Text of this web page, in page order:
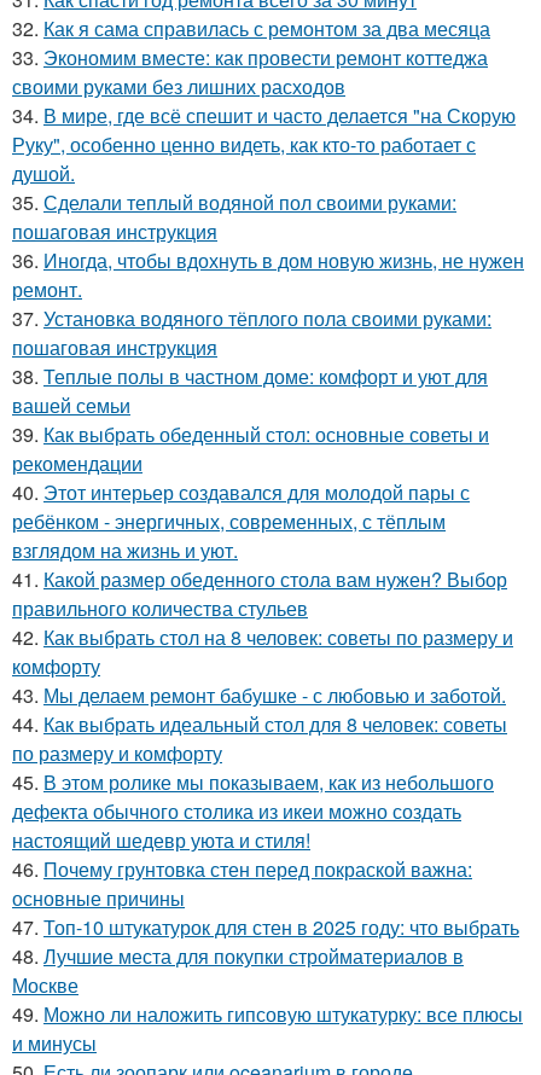
32. Как я сама справилась с ремонтом за два месяца
33. Экономим вместе: как провести ремонт коттеджа
своими руками без лишних расходов
34. В мире, где всё спешит и часто делается "на Скорую
Руку", особенно ценно видеть, как кто-то работает с
душой.
35. Сделали теплый водяной пол своими руками:
пошаговая инструкция
36. Иногда, чтобы вдохнуть в дом новую жизнь, не нужен
ремонт.
37. Установка водяного тёплого пола своими руками:
пошаговая инструкция
38. Теплые полы в частном доме: комфорт и уют для
вашей семьи
39. Как выбрать обеденный стол: основные советы и
рекомендации
40. Этот интерьер создавался для молодой пары с
ребёнком - энергичных, современных, с тёплым
взглядом на жизнь и уют.
41. Какой размер обеденного стола вам нужен? Выбор
правильного количества стульев
42. Как выбрать стол на 8 человек: советы по размеру и
комфорту
43. Мы делаем ремонт бабушке - с любовью и заботой.
44. Как выбрать идеальный стол для 8 человек: советы
по размеру и комфорту
45. В этом ролике мы показываем, как из небольшого
дефекта обычного столика из икеи можно создать
настоящий шедевр уюта и стиля!
46. Почему грунтовка стен перед покраской важна:
основные причины
47. Топ-10 штукатурок для стен в 2025 году: что выбрать
48. Лучшие места для покупки стройматериалов в
Москве
49. Можно ли наложить гипсовую штукатурку: все плюсы
и минусы